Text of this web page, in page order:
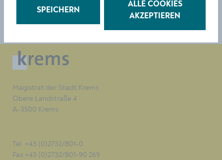
Magistrat der Stadt Krems
Obere Landstraße 4
A-3500 Krems
Tel. +43 (0)2732/801-0
Fax +43 (0)2732/801-90 269
SPEICHERN
ALLE COOKIES
AKZEPTIEREN